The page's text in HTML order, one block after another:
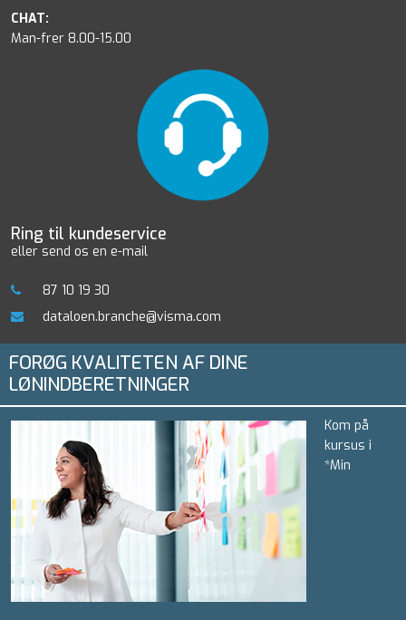
CHAT:
Man-frer 8.00-15.00
Ring til kundeservice
eller send os en e-mail
87 10 19 30
dataloen.branche@visma.com
FORØG KVALITETEN AF DINE
LØNINDBERETNINGER
Kom på
kursus i
*Min